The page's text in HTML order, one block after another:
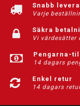
Snabb
Varje
Säkra
Vi värdesätter
Pengarna-
14 dagars
Enkel retur
14 dagars